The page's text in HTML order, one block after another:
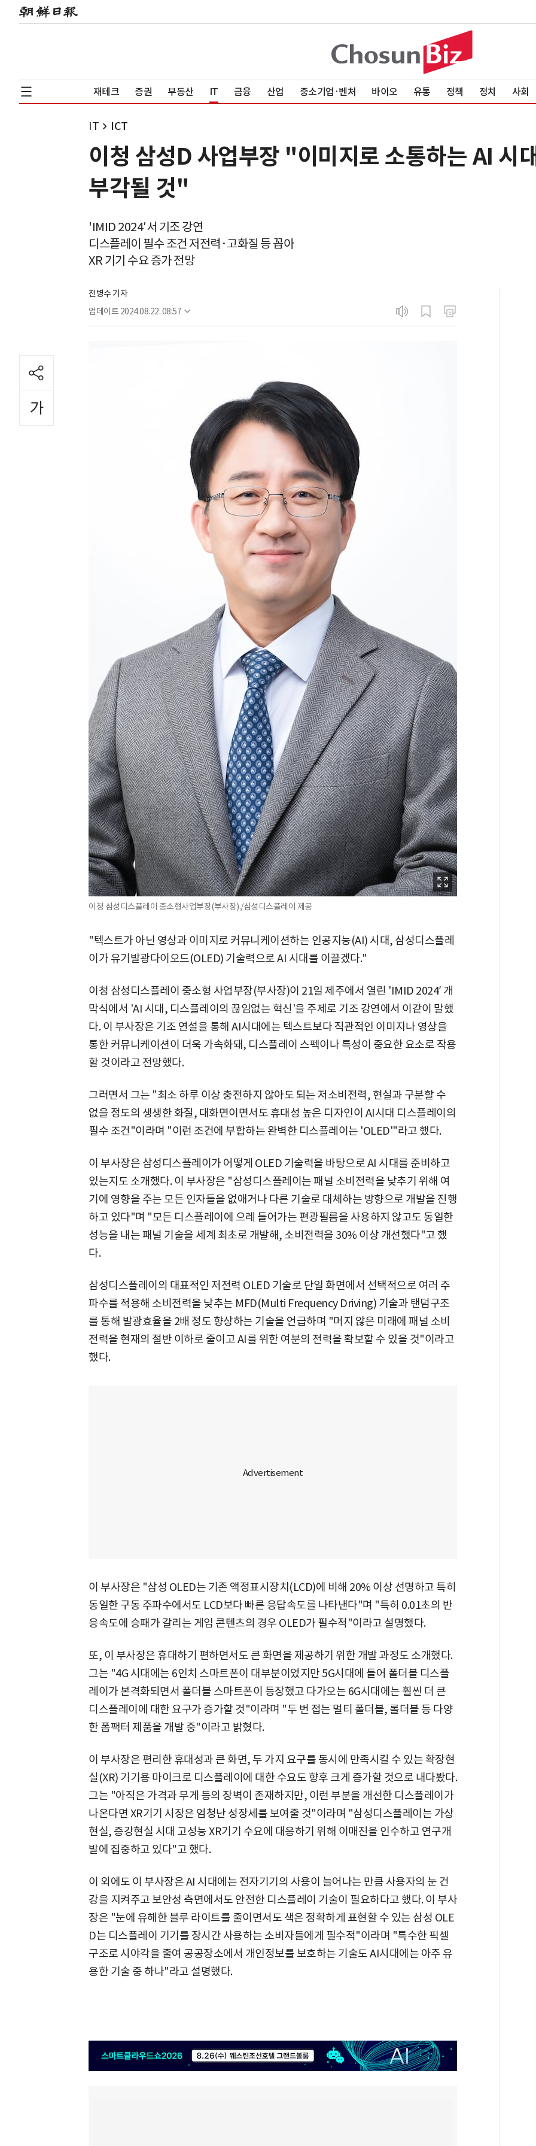
재테크 증권 부동산 IT 금융 산업 중소기업·벤처 바이오 유통 정책 정치 사회
IT ICT
이청 삼성D 사업부장 "이미지로 소통하는 AI
부각될 것"
'IMID 2024′서 기조 강연
디스플레이 필수 조건 저전력·고화질 등 꼽아
XR 기기 수요 증가 전망
전병수 기자
업데이트 2024.08.22. 08:57
이청 삼성디스플레이 중소형사업부장(부사장)./삼성디스플레이 제공
"텍스트가 아닌 영상과 이미지로 커뮤니케이션하는 인공지능(AI) 시대, 삼성디스플레
이가 유기발광다이오드(OLED) 기술력으로 AI 시대를 이끌겠다."
이청 삼성디스플레이 중소형 사업부장(부사장)이 21일 제주에서 열린 'IMID 2024′ 개
막식에서 'AI 시대, 디스플레이의 끊임없는 혁신'을 주제로 기조 강연에서 이같이 말했
다. 이 부사장은 기조 연설을 통해 AI시대에는 텍스트보다 직관적인 이미지나 영상을
통한 커뮤니케이션이 더욱 가속화돼, 디스플레이 스펙이나 특성이 중요한 요소로 작용
할 것이라고 전망했다.
그러면서 그는 "최소 하루 이상 충전하지 않아도 되는 저소비전력, 현실과 구분할 수
없을 정도의 생생한 화질, 대화면이면서도 휴대성 높은 디자인이 AI시대 디스플레이의
필수 조건"이라며 "이런 조건에 부합하는 완벽한 디스플레이는 'OLED'"라고 했다.
이 부사장은 삼성디스플레이가 어떻게 OLED 기술력을 바탕으로 AI 시대를 준비하고
있는지도 소개했다. 이 부사장은 "삼성디스플레이는 패널 소비전력을 낮추기 위해 여
기에 영향을 주는 모든 인자들을 없애거나 다른 기술로 대체하는 방향으로 개발을 진행
하고 있다"며 "모든 디스플레이에 으레 들어가는 편광필름을 사용하지 않고도 동일한
성능을 내는 패널 기술을 세계 최초로 개발해, 소비전력을 30% 이상 개선했다"고 했
다.
삼성디스플레이의 대표적인 저전력 OLED 기술로 단일 화면에서 선택적으로 여러 주
파수를 적용해 소비전력을 낮추는 MFD(Multi Frequency Driving) 기술과 탠덤구조
를 통해 발광효율을 2배 정도 향상하는 기술을 언급하며 "머지 않은 미래에 패널 소비
전력을 현재의 절반 이하로 줄이고 AI를 위한 여분의 전력을 확보할 수 있을 것"이라고
했다.
이 부사장은 "삼성 OLED는 기존 액정표시장치(LCD)에 비해 20% 이상 선명하고 특히
동일한 구동 주파수에서도 LCD보다 빠른 응답속도를 나타낸다"며 "특히 0.01초의 반
응속도에 승패가 갈리는 게임 콘텐츠의 경우 OLED가 필수적"이라고 설명했다.
또, 이 부사장은 휴대하기 편하면서도 큰 화면을 제공하기 위한 개발 과정도 소개했다.
그는 "4G 시대에는 6인치 스마트폰이 대부분이었지만 5G시대에 들어 폴더블 디스플
레이가 본격화되면서 폴더블 스마트폰이 등장했고 다가오는 6G시대에는 훨씬 더 큰
디스플레이에 대한 요구가 증가할 것"이라며 "두 번 접는 멀티 폴더블, 롤더블 등 다양
한 폼팩터 제품을 개발 중"이라고 밝혔다.
이 부사장은 편리한 휴대성과 큰 화면, 두 가지 요구를 동시에 만족시킬 수 있는 확장현
실(XR) 기기용 마이크로 디스플레이에 대한 수요도 향후 크게 증가할 것으로 내다봤다.
그는 "아직은 가격과 무게 등의 장벽이 존재하지만, 이런 부분을 개선한 디스플레이가
나온다면 XR기기 시장은 엄청난 성장세를 보여줄 것"이라며 "삼성디스플레이는 가상
현실, 증강현실 시대 고성능 XR기기 수요에 대응하기 위해 이매진을 인수하고 연구개
발에 집중하고 있다"고 했다.
이 외에도 이 부사장은 AI 시대에는 전자기기의 사용이 늘어나는 만큼 사용자의 눈 건
강을 지켜주고 보안성 측면에서도 안전한 디스플레이 기술이 필요하다고 했다. 이 부사
장은 "눈에 유해한 블루 라이트를 줄이면서도 색은 정확하게 표현할 수 있는 삼성 OLE
D는 디스플레이 기기를 장시간 사용하는 소비자들에게 필수적"이라며 "특수한 픽셀
구조로 시야각을 줄여 공공장소에서 개인정보를 보호하는 기술도 AI시대에는 아주 유
용한 기술 중 하나"라고 설명했다.